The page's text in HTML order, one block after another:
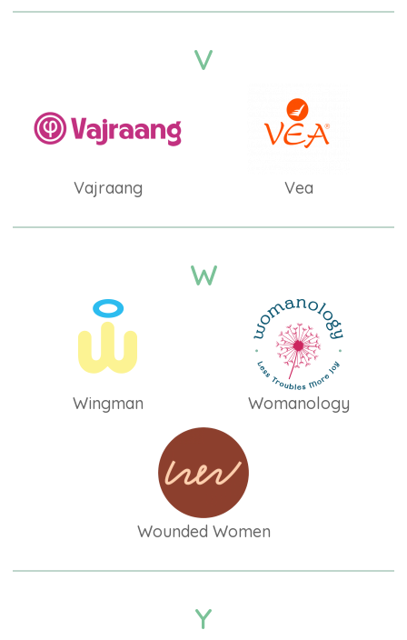
V
Vajraang Vea
W
Wingman Womanology
Wounded Women
Y